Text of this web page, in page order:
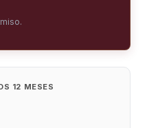
12 MESES